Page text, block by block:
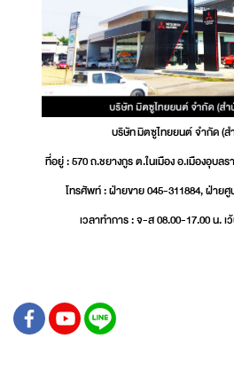
บริษัท มิตซูไทยยนต์ จำกัด (ส
ที่อยู่ : 570 ถ.ชยางกูร ต.ในเมือง อ.เมืองอุบล
โทรศัพท์ : ฝ่ายขาย 045-311884, ฝ่ายศู
เวลาทำการ : จ-ส 08.00-17.00 น.